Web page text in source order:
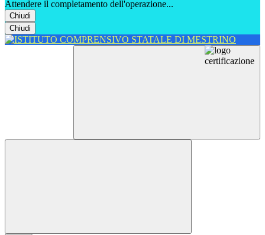
Attendere il completamento dell'operazione...
Chiudi
Chiudi